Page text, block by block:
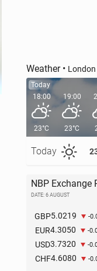
Weather• London
Today
18:00
23°C
Today
19:00
23°C
NBP Exchange
DATE: 6 AUGUST
GBP5.0219 -
EUR4.3050 -
USD3.7320 -
CHF4.6080 -